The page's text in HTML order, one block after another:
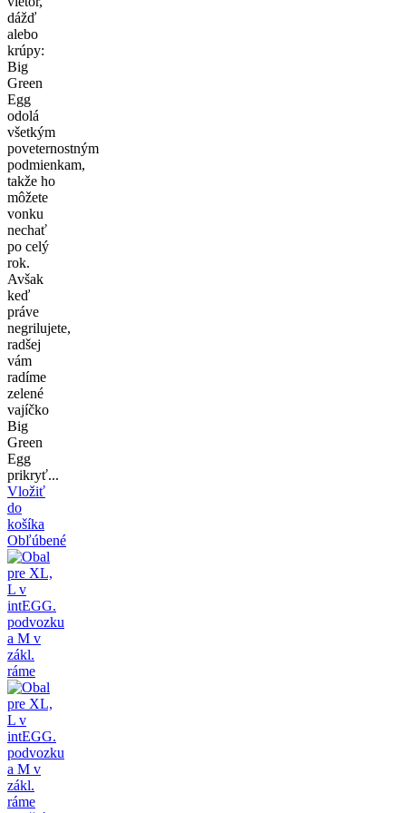
dážď
alebo
krúpy:
Big
Green
Egg
odolá
všetkým
poveternostným
podmienkam,
takže ho
môžete
vonku
nechať
po celý
rok.
Avšak
keď
práve
negrilujete,
radšej
vám
radíme
zelené
vajíčko
Big
Green
Egg
prikryť...
Vložiť
do
košíka
Obľúbené